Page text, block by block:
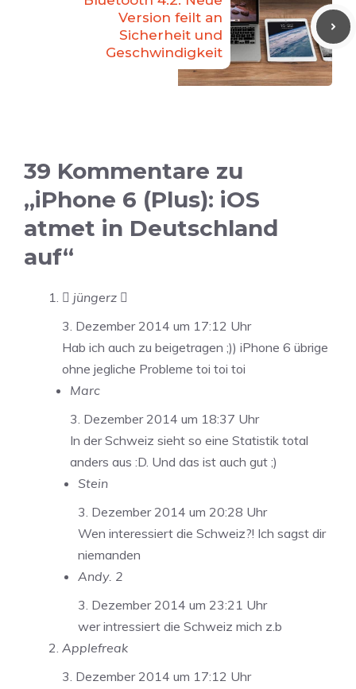
Version feilt an
Sicherheit und
Geschwindigkeit
39 Kommentare zu
„iPhone 6 (Plus): iOS
atmet in Deutschland
auf“
 jüngerz 
3. Dezember 2014 um 17:12 Uhr
Hab ich auch zu beigetragen ;)) iPhone 6 übrige
ohne jegliche Probleme toi toi toi
Marc
3. Dezember 2014 um 18:37 Uhr
In der Schweiz sieht so eine Statistik total
anders aus :D. Und das ist auch gut ;)
Stein
3. Dezember 2014 um 20:28 Uhr
Wen interessiert die Schweiz?! Ich sagst dir
niemanden
Andy. 2
3. Dezember 2014 um 23:21 Uhr
wer intressiert die Schweiz mich z.b
Applefreak
3. Dezember 2014 um 17:12 Uhr